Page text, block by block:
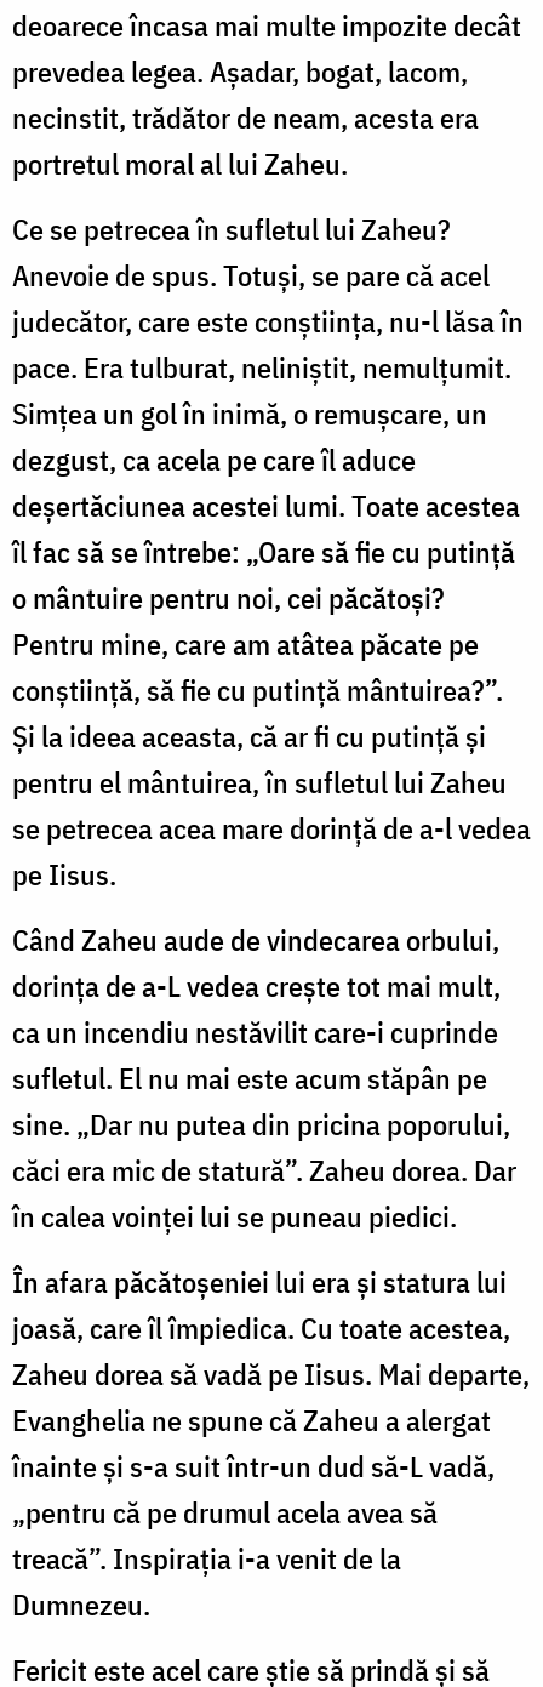
deoarece încasa mai multe impozite decât
prevedea legea. Aşadar, bogat, lacom,
necinstit, trădător de neam, acesta era
portretul moral al lui Zaheu.
Ce se petrecea în sufletul lui Zaheu?
Anevoie de spus. Totuşi, se pare că acel
judecător, care este conştiinţa, nu-l lăsa în
pace. Era tulburat, neliniştit, nemulţumit.
Simţea un gol în inimă, o remuşcare, un
dezgust, ca acela pe care îl aduce
deşertăciunea acestei lumi. Toate acestea
îl fac să se întrebe: „Oare să fie cu putinţă
o mântuire pentru noi, cei păcătoşi?
Pentru mine, care am atâtea păcate pe
conştiinţă, să fie cu putinţă mântuirea?”.
Şi la ideea aceasta, că ar fi cu putinţă şi
pentru el mântuirea, în sufletul lui Zaheu
se petrecea acea mare dorinţă de a-l vedea
pe Iisus.
Când Zaheu aude de vindecarea orbului,
dorinţa de a-L vedea creşte tot mai mult,
ca un incendiu nestăvilit care-i cuprinde
sufletul. El nu mai este acum stăpân pe
sine. „Dar nu putea din pricina poporului,
căci era mic de statură”. Zaheu dorea. Dar
în calea voinţei lui se puneau piedici.
În afara păcătoşeniei lui era şi statura lui
joasă, care îl împiedica. Cu toate acestea,
Zaheu dorea să vadă pe Iisus. Mai departe,
Evanghelia ne spune că Zaheu a alergat
înainte şi s-a suit într-un dud să-L vadă,
„pentru că pe drumul acela avea să
treacă”. Inspiraţia i-a venit de la
Dumnezeu.
Fericit este acel care ştie să prindă şi să